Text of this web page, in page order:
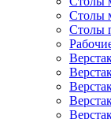
Столы
Столы